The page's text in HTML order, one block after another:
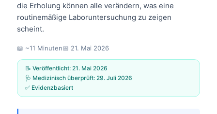
die Erholung können alle verändern, was eine
routinemäßige Laboruntersuchung zu zeigen
scheint.
📖 ~11 Minuten📅 21. Mai 2026
📝 Veröffentlicht: 21. Mai 2026
🩺 Medizinisch überprüft: 29. Juli 2026
✅ Evidenzbasiert